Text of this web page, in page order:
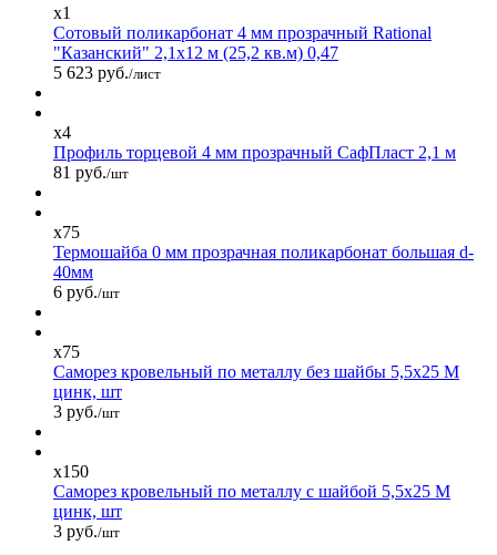
x1
Сотовый поликарбонат 4 мм прозрачный Rational
"Казанский" 2,1х12 м (25,2 кв.м) 0,47
5 623 руб./лист
x4
Профиль торцевой 4 мм прозрачный СафПласт 2,1 м
81 руб./шт
x75
Термошайба 0 мм прозрачная поликарбонат большая d-
40мм
6 руб./шт
x75
Саморез кровельный по металлу без шайбы 5,5x25 М
цинк, шт
3 руб./шт
x150
Саморез кровельный по металлу с шайбой 5,5x25 М
цинк, шт
3 руб./шт